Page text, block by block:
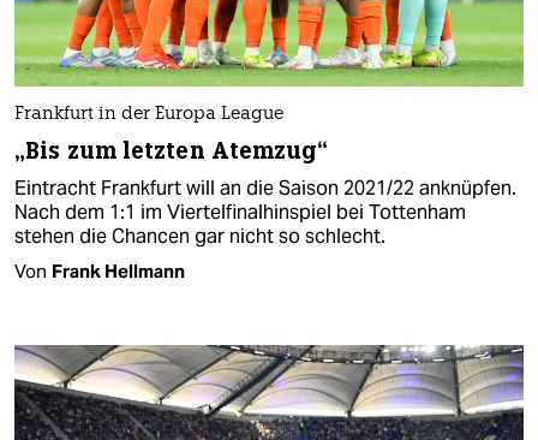
Frankfurt in der Europa League
„Bis zum letzten Atemzug“
Eintracht Frankfurt will an die Saison 2021/22 anknüpfen.
Nach dem 1:1 im Viertelfinalhinspiel bei Tottenham
stehen die Chancen gar nicht so schlecht.
Von Frank Hellmann